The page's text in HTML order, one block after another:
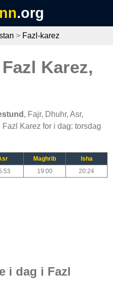
.org
> Fazl-karez
Karez,
, Fajr, Dhuhr, Asr,
Karez for i dag: torsdag
Maghrib
Isha
19:00 20:24
i dag i Fazl